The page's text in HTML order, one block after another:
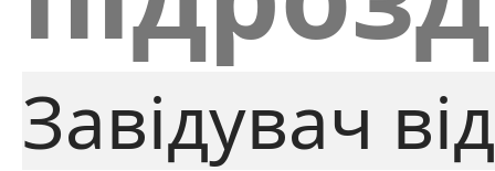
Завідувач